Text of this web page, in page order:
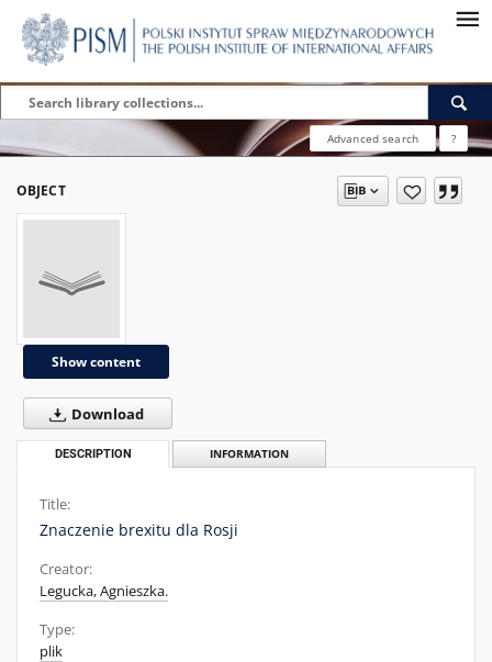
Advanced search ?
OBJECT
Show content
Download
DESCRIPTION INFORMATION
Title:
Znaczenie brexitu dla Rosji
Creator:
Legucka, Agnieszka.
Type:
plik